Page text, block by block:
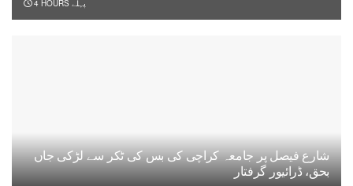
4 HOURS پہلے
شارع فیصل پر جامعہ کراچی کی بس کی ٹکر سے لڑکی جاں
بحق، ڈرائیور گرفتار